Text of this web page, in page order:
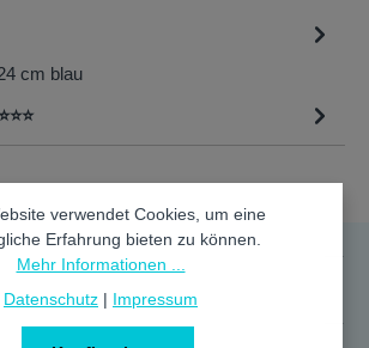
cm blau
verwendet Cookies, um eine
Erfahrung bieten zu können.
Mehr Informationen ...
Datenschutz | Impressum